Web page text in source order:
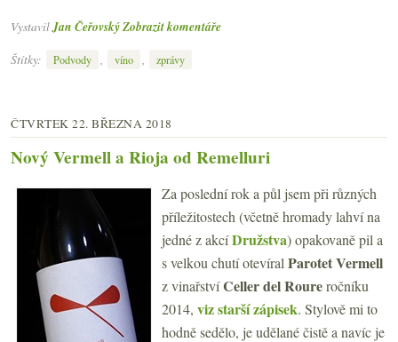
VystavilJan ČeřovskýZobrazit komentáře
Štítky:
Podvody víno zprávy
ČTVRTEK 22. BŘEZNA 2018
Nový Vermell a Rioja od Remelluri
Za poslední rok a půl jsem při různých
příležitostech (včetně hromady lahví na
jedné z akcíDružstva) opakovaně pil a
s velkou chutí otevíral ParotetVermell
z vinařstvíCeller del Roureročníku
2014, viz starší zápisek. Stylově mi to
hodně sedělo, je udělané čistě a navíc je